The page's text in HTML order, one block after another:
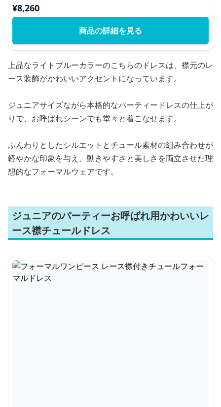
¥8,260
商品の詳細を見る
上品なライトブルーカラーのこちらのドレスは、襟元のレ
ース装飾がかわいいアクセントになっています。
ジュニアサイズながら本格的なパーティードレスの仕上が
りで、お呼ばれシーンでも堂々と着こなせます。
ふんわりとしたシルエットとチュール素材の組み合わせが
軽やかな印象を与え、動きやすさと美しさを両立させた理
想的なフォーマルウェアです。
ジュニアのパーティーお呼ばれ用かわいいレ
ース襟チュールドレス